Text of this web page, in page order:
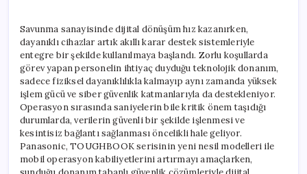
Güvenlikte
Yeni
Dönem:
İşletim
Sistemi
Açılmadan
Koruma
için
Savunma sanayisinde dijital dönüşüm hız kazanırken,
dayanıklı cihazlar artık akıllı karar destek sistemleriyle
entegre bir şekilde kullanılmaya başlandı. Zorlu koşullarda
görev yapan personelin ihtiyaç duyduğu teknolojik donanım,
sadece fiziksel dayanıklılıkla kalmayıp aynı zamanda yüksek
işlem gücü ve siber güvenlik katmanlarıyla da destekleniyor.
Operasyon sırasında saniyelerin bile kritik önem taşıdığı
durumlarda, verilerin güvenli bir şekilde işlenmesi ve
kesintisiz bağlantı sağlanması öncelikli hale geliyor.
Panasonic, TOUGHBOOK serisinin yeni nesil modelleri ile
mobil operasyon kabiliyetlerini artırmayı amaçlarken,